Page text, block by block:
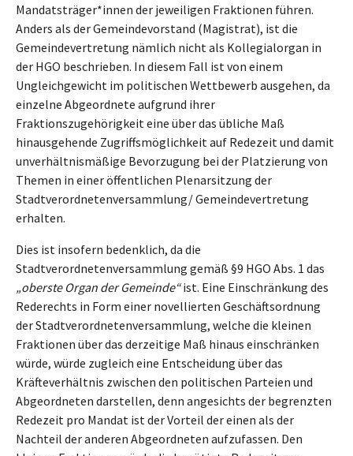
Mandatsträger*innen der jeweiligen Fraktionen führen.
Anders als der Gemeindevorstand (Magistrat), ist die
Gemeindevertretung nämlich nicht als Kollegialorgan in
der HGO beschrieben. In diesem Fall ist von einem
Ungleichgewicht im politischen Wettbewerb ausgehen, da
einzelne Abgeordnete aufgrund ihrer
Fraktionszugehörigkeit eine über das übliche Maß
hinausgehende Zugriffsmöglichkeit auf Redezeit und damit
unverhältnismäßige Bevorzugung bei der Platzierung von
Themen in einer öffentlichen Plenarsitzung der
Stadtverordnetenversammlung/ Gemeindevertretung
erhalten.
Dies ist insofern bedenklich, da die
Stadtverordnetenversammlung gemäß §9 HGO Abs. 1 das
„oberste Organ der Gemeinde“ist. Eine Einschränkung des
Rederechts in Form einer novellierten Geschäftsordnung
der Stadtverordnetenversammlung, welche die kleinen
Fraktionen über das derzeitige Maß hinaus einschränken
würde, würde zugleich eine Entscheidung über das
Kräfteverhältnis zwischen den politischen Parteien und
Abgeordneten darstellen, denn angesichts der begrenzten
Redezeit pro Mandat ist der Vorteil der einen als der
Nachteil der anderen Abgeordneten aufzufassen. Den